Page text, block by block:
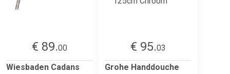
€ 89.00
Wiesbaden Cadans
€ 95.03
Grohe Handdouche